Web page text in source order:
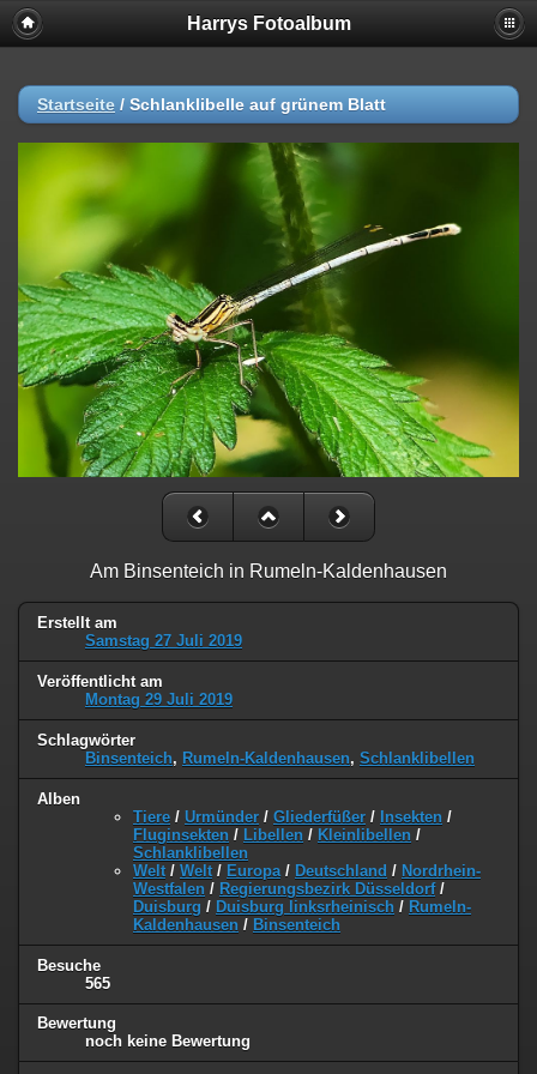
Harrys Fotoalbum
Startseite / Schlanklibelle auf grünem Blatt
Am Binsenteich in Rumeln-Kaldenhausen
Erstellt am
Samstag 27 Juli 2019
Veröffentlicht am
Montag 29 Juli 2019
Schlagwörter
Binsenteich, Rumeln-Kaldenhausen, Schlanklibellen
Alben
Tiere / Urmünder / Gliederfüßer / Insekten /
Fluginsekten / Libellen / Kleinlibellen /
Schlanklibellen
Welt / Welt / Europa / Deutschland / Nordrhein-
Westfalen / Regierungsbezirk Düsseldorf/
Duisburg / Duisburg linksrheinisch / Rumeln-
Kaldenhausen / Binsenteich
Besuche
565
Bewertung
noch keine Bewertung